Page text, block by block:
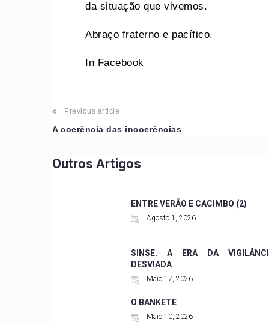
da situação que vivemos.
Abraço fraterno e pacífico.
In Facebook
Post
Previous article
A coerência das incoerências
Outros Artigos
ENTRE VERÃO E CACIMBO (2)
Agosto 1, 2026
SINSE. A ERA DA
DESVIADA
Maio 17, 2026
O BANKETE
Maio 10, 2026